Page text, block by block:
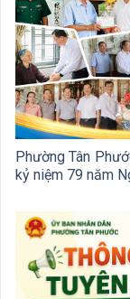
Phường Tân
kỷ niệm 79 năm